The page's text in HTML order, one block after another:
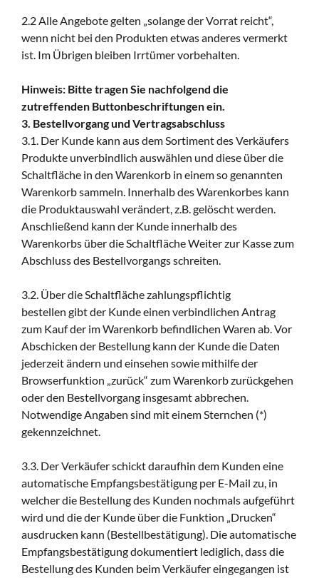
2.2 Alle Angebote gelten „solange der Vorrat reicht“,
wenn nicht bei den Produkten etwas anderes vermerkt
ist. Im Übrigen bleiben Irrtümer vorbehalten.
Hinweis: Bitte tragen Sie nachfolgend die
zutreffenden Buttonbeschriftungen ein.
3. Bestellvorgang und Vertragsabschluss
3.1. Der Kunde kann aus dem Sortiment des Verkäufers
Produkte unverbindlich auswählen und diese über die
Schaltfläche in den Warenkorb in einem so genannten
Warenkorb sammeln. Innerhalb des Warenkorbes kann
die Produktauswahl verändert, z.B. gelöscht werden.
Anschließend kann der Kunde innerhalb des
Warenkorbs über die Schaltfläche Weiter zur Kasse zum
Abschluss des Bestellvorgangs schreiten.
3.2. Über die Schaltfläche zahlungspflichtig
bestellen gibt der Kunde einen verbindlichen Antrag
zum Kauf der im Warenkorb befindlichen Waren ab. Vor
Abschicken der Bestellung kann der Kunde die Daten
jederzeit ändern und einsehen sowie mithilfe der
Browserfunktion „zurück“ zum Warenkorb zurückgehen
oder den Bestellvorgang insgesamt abbrechen.
Notwendige Angaben sind mit einem Sternchen (*)
gekennzeichnet.
3.3. Der Verkäufer schickt daraufhin dem Kunden eine
automatische Empfangsbestätigung per E-Mail zu, in
welcher die Bestellung des Kunden nochmals aufgeführt
wird und die der Kunde über die Funktion „Drucken“
ausdrucken kann (Bestellbestätigung). Die automatische
Empfangsbestätigung dokumentiert lediglich, dass die
Bestellung des Kunden beim Verkäufer eingegangen ist